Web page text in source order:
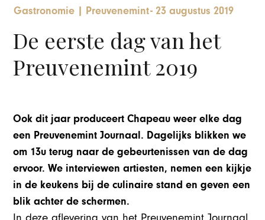
Gastronomie Preuvenemint-23 augustus 2019
De eerste dag van het
Preuvenemint 2019
Ook dit jaar produceert Chapeau weer elke dag
een Preuvenemint Journaal. Dagelijks blikken we
om 13u terug naar de gebeurtenissen van de dag
ervoor. We interviewen artiesten, nemen een kijkje
in de keukens bij de culinaire stand en geven een
blik achter de schermen.